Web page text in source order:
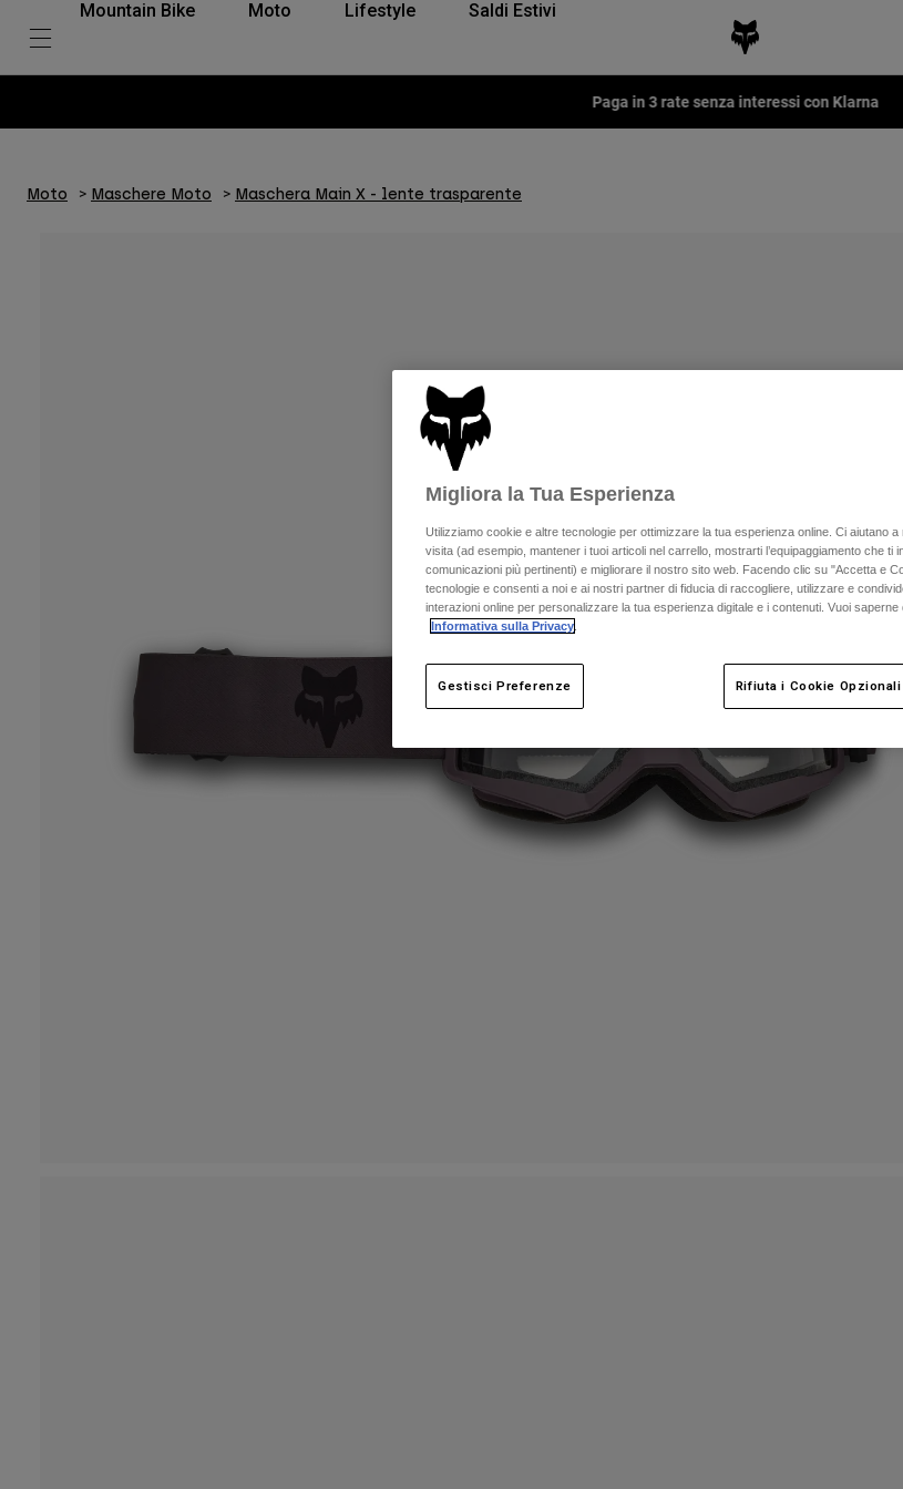
Mountain Bike Moto Lifestyle Saldi Estivi
Paga in 3 rate senza interessi con Klarna
Moto Maschere Moto Maschera Main X - lente trasparente
Migliora la Tua Esperienza
Utilizziamo cookie e altre tecnologie per ottimizzare la tua esperienza online. Ci aiutano
visita (ad esempio, mantener i tuoi articoli nel carrello, mostrarti l’equipaggiamento che ti
comunicazioni più pertinenti) e migliorare il nostro sito web. Facendo clic su "Accetta e
tecnologie e consenti a noi e ai nostri partner di fiducia di raccogliere, utilizzare e
interazioni online per personalizzare la tua esperienza digitale e i contenuti. Vuoi
Informativa sulla Privacy
Gestisci Preferenze Rifiuta i Cookie Opzionali